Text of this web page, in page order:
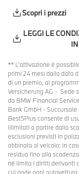
Scopri i prezzi
LEGGI LE
** L’attivazione è
primi 24 mesi dalla data
di un premio, al
Versicherung AG - Sede
da BMW Financial
Bank GmbH -
Best5Plus consente di
illimitati a partire dalla
esclusioni previsti in
abbinata al veicolo: in
residua fino alla
né limita i diritti derivanti
cui gode ogni